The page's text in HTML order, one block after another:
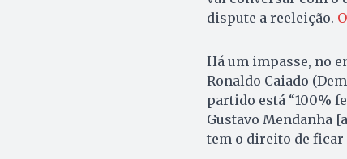
dispute a reeleição.
Há um impasse, no
Ronaldo Caiado
partido está “100%
Gustavo Mendanha
tem o direito de ficar